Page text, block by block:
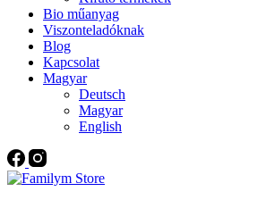
Bio műanyag
Viszonteladóknak
Blog
Kapcsolat
Magyar
Deutsch
Magyar
English